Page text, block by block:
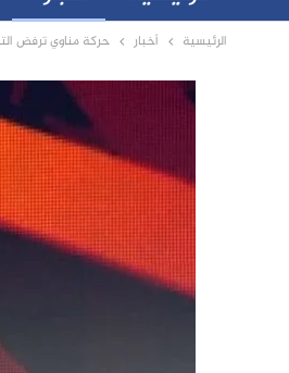
الرئيسية أخبار حركة مناوي ترفض